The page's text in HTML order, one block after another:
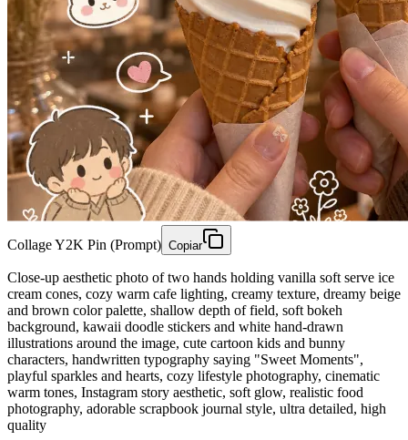
Collage Y2K Pin (Prompt) Copiar
Close-up aesthetic photo of two hands holding vanilla soft serve ice
cream cones, cozy warm cafe lighting, creamy texture, dreamy beige
and brown color palette, shallow depth of field, soft bokeh
background, kawaii doodle stickers and white hand-drawn
illustrations around the image, cute cartoon kids and bunny
characters, handwritten typography saying "Sweet Moments",
playful sparkles and hearts, cozy lifestyle photography, cinematic
warm tones, Instagram story aesthetic, soft glow, realistic food
photography, adorable scrapbook journal style, ultra detailed, high
quality